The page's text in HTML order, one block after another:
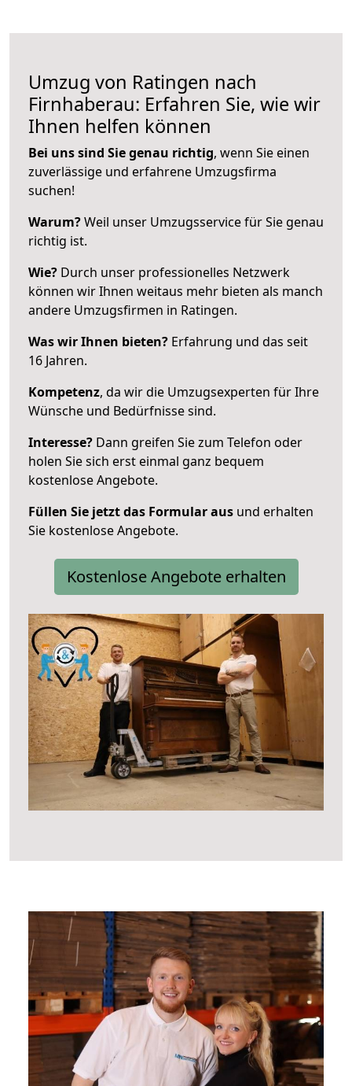
Umzug von Ratingen nach
Firnhaberau: Erfahren Sie, wie wir
Ihnen helfen können
Bei uns sind Sie genau richtig, wenn Sie einen
zuverlässige und erfahrene Umzugsfirma
suchen!
Warum?Weil unser Umzugsservice für Sie genau
richtig ist.
Wie? Durch unser professionelles Netzwerk
können wir Ihnen weitaus mehr bieten als manch
andere Umzugsfirmen in Ratingen.
Was wir Ihnen bieten? Erfahrung und das seit
16 Jahren.
Kompetenz, da wir die Umzugsexperten für Ihre
Wünsche und Bedürfnisse sind.
Interesse? Dann greifen Sie zum Telefon oder
holen Sie sich erst einmal ganz bequem
kostenlose Angebote.
Füllen Sie jetzt das Formular aus und erhalten
Sie kostenlose Angebote.
Kostenlose Angebote erhalten